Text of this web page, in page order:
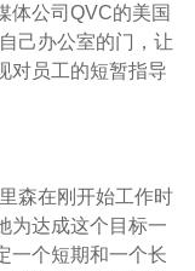
体公司QVC的美国
己办公室的门，让
对员工的短暂指导
森在刚开始工作时
为达成这个目标一
一个短期和一个长